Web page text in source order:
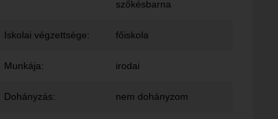
szőkésbarna
Iskolai végzettsége: főiskola
Munkája: irodai
Dohányzás: nem dohányzom